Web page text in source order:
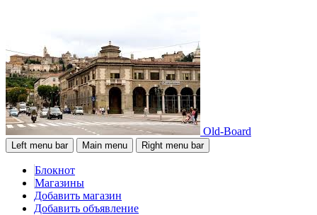
Old-Board
Left menu bar Main menu Right menu bar
Блокнот
Магазины
Добавить магазин
Добавить объявление